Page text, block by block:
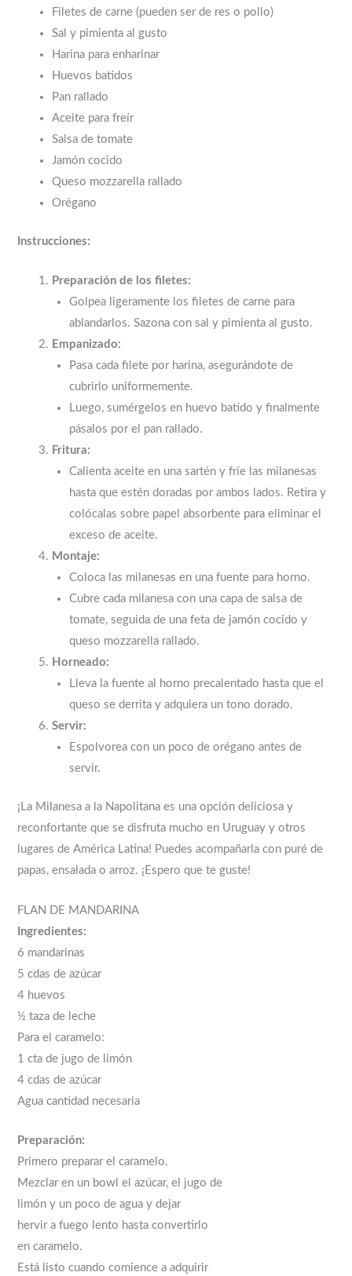
Filetes de carne (pueden ser de res o pollo)
Sal y pimienta al gusto
Harina para enharinar
Huevos batidos
Pan rallado
Aceite para freír
Salsa de tomate
Jamón cocido
Queso mozzarella rallado
Orégano
Instrucciones:
Preparación de los filetes:
Golpea ligeramente los filetes de carne para
ablandarlos. Sazona con sal y pimienta al gusto.
Empanizado:
Pasa cada filete por harina, asegurándote de
cubrirlo uniformemente.
Luego, sumérgelos en huevo batido y finalmente
pásalos por el pan rallado.
Fritura:
Calienta aceite en una sartén y fríe las milanesas
hasta que estén doradas por ambos lados. Retira y
colócalas sobre papel absorbente para eliminar el
exceso de aceite.
Montaje:
Coloca las milanesas en una fuente para horno.
Cubre cada milanesa con una capa de salsa de
tomate, seguida de una feta de jamón cocido y
queso mozzarella rallado.
Horneado:
Lleva la fuente al horno precalentado hasta que el
queso se derrita y adquiera un tono dorado.
Servir:
Espolvorea con un poco de orégano antes de
servir.
¡La Milanesa a la Napolitana es una opción deliciosa y
reconfortante que se disfruta mucho en Uruguay y otros
lugares de América Latina! Puedes acompañarla con puré de
papas, ensalada o arroz. ¡Espero que te guste!
FLAN DE MANDARINA
Ingredientes:
6 mandarinas
5 cdas de azúcar
4 huevos
½ taza de leche
Para el caramelo:
1 cta de jugo de limón
4 cdas de azúcar
Agua cantidad necesaria
Preparación:
Primero preparar el caramelo.
Mezclar en un bowl el azúcar, el jugo de
limón y un poco de agua y dejar
hervir a fuego lento hasta convertirlo
en caramelo.
Está listo cuando comience a adquirir